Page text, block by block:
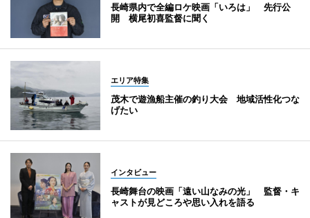
長崎県内で全編ロケ映画「いろは」 先行公
開 横尾初喜監督に聞く
エリア特集
茂木で遊漁船主催の釣り大会 地域活性化つな
げたい
インタビュー
長崎舞台の映画「遠い山なみの光」 監督・キ
ャストが見どころや思い入れを語る